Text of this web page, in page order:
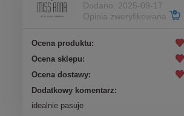
Dodano: 2025-09-17
Opinia zweryfikowana
Ocena produktu:
Ocena sklepu:
Ocena dostawy:
Dodatkowy komentarz:
idealnie pasuje